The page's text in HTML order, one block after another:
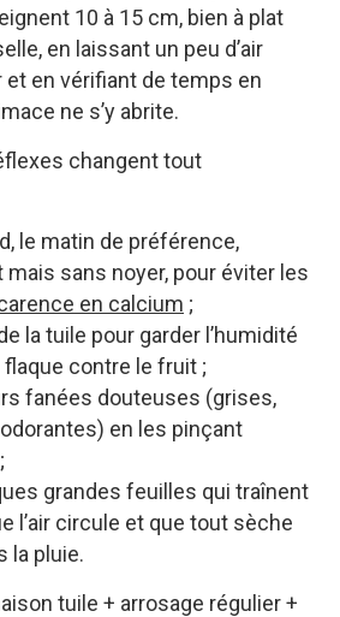
10 à 15 cm, bien à plat
en laissant un peu d’air
en vérifiant de temps en
ne s’y abrite.
changent tout
le matin de préférence,
sans noyer, pour éviter les
en calcium ;
la tuile pour garder l’humidité
contre le fruit ;
fanées douteuses (grises,
en les pinçant
grandes feuilles qui traînent
l’air circule et que tout sèche
la pluie.
tuile + arrosage régulier +